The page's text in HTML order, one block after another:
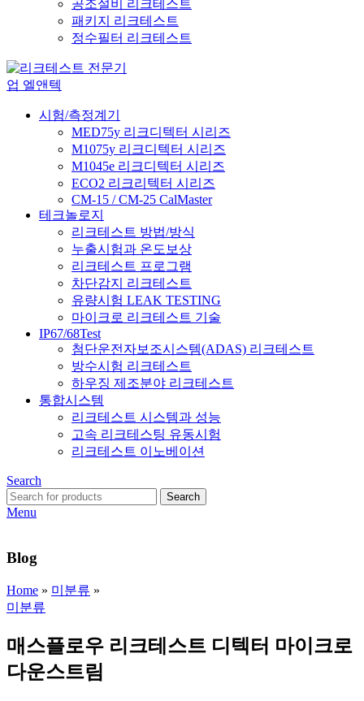
공조설비 리크테스트
패키지 리크테스트
정수필터 리크테스트
시험/측정계기
MED75y 리크디텍터 시리즈
M1075y 리크디텍터 시리즈
M1045e 리크디텍터 시리즈
ECO2 리크리텍터 시리즈
CM-15 / CM-25 CalMaster
테크놀로지
리크테스트 방법/방식
누출시험과 온도보상
리크테스트 프로그램
차단감지 리크테스트
유량시험 LEAK TESTING
마이크로 리크테스트 기술
IP67/68Test
첨단운전자보조시스템(ADAS) 리크테스트
방수시험 리크테스트
하우징 제조분야 리크테스트
통합시스템
리크테스트 시스템과 성능
고속 리크테스팅 유동시험
리크테스트 이노베이션
Search
Search
Menu
Blog
Home » 미분류 »
미분류
매스플로우 리크테스트 디텍터 마이크로
다운스트림